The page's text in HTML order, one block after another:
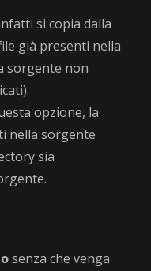
si copia dalla
già presenti nella
sorgente non
opzione, la
nella sorgente
sia
senza che venga